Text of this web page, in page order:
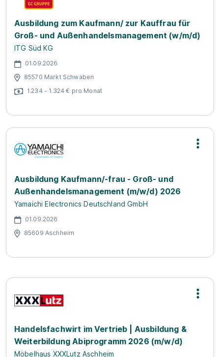
Ausbildung zum Kaufmann/ zur Kauffrau für
Groß- und Außenhandelsmanagement (w/m/d)
ITG Süd KG
01.09.2026
85570 Markt Schwaben
1.234 - 1.324 € pro Monat
Ausbildung Kaufmann/-frau - Groß- und
Außenhandelsmanagement (m/w/d) 2026
Yamaichi Electronics Deutschland GmbH
01.09.2026
85609 Aschheim
Handelsfachwirt im Vertrieb | Ausbildung &
Weiterbildung Abiprogramm 2026 (m/w/d)
Möbelhaus XXXLutz Aschheim